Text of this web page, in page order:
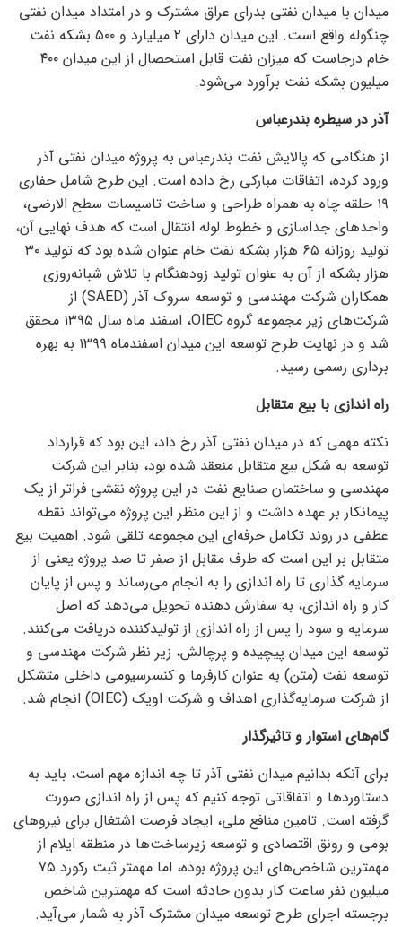
میدان با میدان نفتی بدرای عراق مشترک و در امتداد میدان نفتی
چنگوله واقع است. این میدان دارای ۲ میلیارد و ۵۰۰ بشکه نفت
خام درجاست که میزان نفت قابل استحصال از این میدان ۴۰۰
میلیون بشکه نفت برآورد می‌شود.
آذر در سیطره بندرعباس
از هنگامی که پالایش نفت بندرعباس به پروژه میدان نفتی آذر
ورود کرده، اتفاقات مبارکی رخ داده است. این طرح شامل حفاری
۱۹ حلقه چاه به همراه طراحی و ساخت تاسیسات سطح الارضی،
واحد‌های جداسازی و خطوط لوله انتقال است که هدف نهایی آن،
تولید روزانه ۶۵ هزار بشکه نفت خام عنوان شده بود که تولید ۳۰
هزار بشکه از آن به عنوان تولید زودهنگام با تلاش شبانه‌روزی
همکاران شرکت مهندسی و توسعه سروک آذر (SAED) از
شرکت‌های زیر مجموعه گروه OIEC، اسفند ماه سال ۱۳۹۵ محقق
شد و در نهایت طرح توسعه این میدان اسفندماه ۱۳۹۹ به بهره
برداری رسمی رسید.
راه اندازی با بیع متقابل
نکته مهمی که در میدان نفتی آذر رخ داد، این بود که قرارداد
توسعه به شکل بیع متقابل منعقد شده بود، بنابر این شرکت
مهندسی و ساختمان صنایع نفت در این پروژه نقشی فراتر از یک
پیمانکار بر عهده داشت و از این منظر این پروژه می‌تواند نقطه
عطفی در روند تکامل حرفه‌ای این مجموعه تلقی شود. اهمیت بیع
متقابل بر این است که طرف مقابل از صفر تا صد پروژه یعنی از
سرمایه گذاری تا راه اندازی را به انجام می‌رساند و پس از پایان
کار و راه اندازی، به سفارش دهنده تحویل می‌دهد که اصل
سرمایه و سود را پس از راه اندازی از تولیدکننده دریافت می‌کنند.
توسعه این میدان پیچیده و پرچالش، زیر نظر شرکت مهندسی و
توسعه نفت (متن) به عنوان کارفرما و کنسرسیومی داخلی متشکل
از شرکت سرمایه‌گذاری اهداف و شرکت اویک (OIEC) انجام شد.
گام‌های استوار و تاثیرگذار
برای آنکه بدانیم میدان نفتی آذر تا چه اندازه مهم است، باید به
دستاورد‌ها و اتفاقاتی توجه کنیم که پس از راه اندازی صورت
گرفته است. تامین منافع ملی، ایجاد فرصت اشتغال برای نیرو‌های
بومی و رونق اقتصادی و توسعه زیرساخت‌ها در منطقه ایلام از
مهمترین شاخص‌های این پروژه بوده، اما مهمتر ثبت رکورد ۷۵
میلیون نفر ساعت کار بدون حادثه است که مهمترین شاخص
برجسته اجرای طرح توسعه میدان مشترک آذر به شمار می‌آید.